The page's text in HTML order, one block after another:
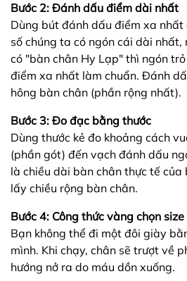
Bước 2: Đánh dấu điểm dài nhất
Dùng bút đánh dấu điểm xa
số chúng ta có ngón cái dài nhất,
có "bàn chân Hy Lạp" thì ngón
điểm xa nhất làm chuẩn. Đánh
hông bàn chân (phần rộng nhất).
Bước 3: Đo đạc bằng thước
Dùng thước kẻ đo khoảng cách
(phần gót) đến vạch đánh dấu
là chiều dài bàn chân thực tế
lấy chiều rộng bàn chân.
Bước 4: Công thức vàng chọn
Bạn không thể đi một đôi giày
mình. Khi chạy, chân sẽ trượt về
hướng nở ra do máu dồn xuống.